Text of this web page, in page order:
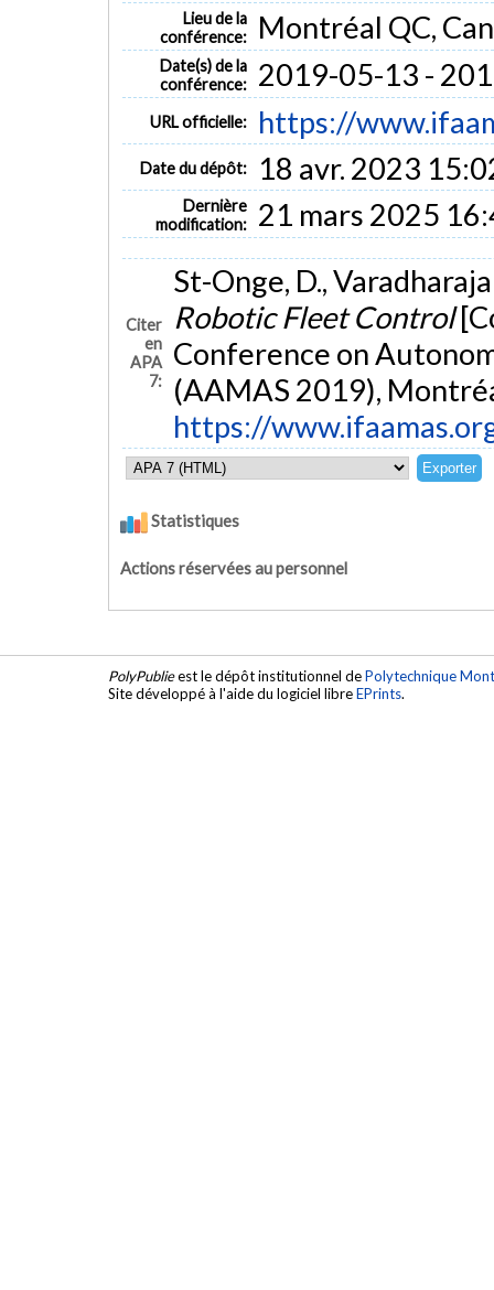
Lieu de la
conférence:
Montréal QC,
Date(s) de la
conférence:
2019-05-13 -
URL officielle: https://
Date du dépôt: 18 avr. 2023
Dernière
modification:
21 mars 2025
Citer
en
APA
7:
St-Onge, D.,
Robotic Fleet Control
Conference on
(AAMAS 2019),
https://
Statistiques
Actions réservées au personnel
PolyPublieest le dépôt institutionnel dePolytechnique
Site développé à l'aide du logiciel libreEPrints.